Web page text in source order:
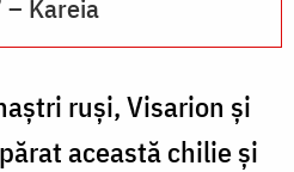
– Kareia
ruşi, Visarion şi
această chilie şi